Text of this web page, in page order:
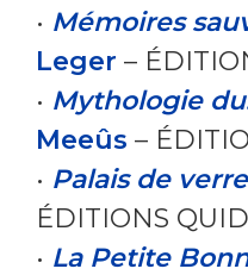
• Mémoires
Leger –
• Mythologie
Meeûs –
• Palais de verre
ÉDITIONS
• La Petite